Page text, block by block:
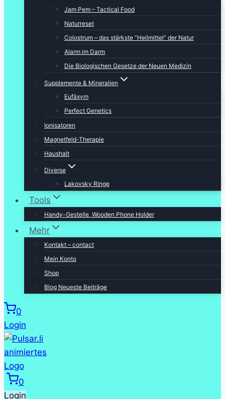
Jam Pem – Tactical Food
Naturreset
Colostrum – das stärkste “Heilmittel” der Natur
Alarm im Darm
Die Biologischen Gesetze der Neuen Medizin
Supplemente & Mineralien
Eufäxym
Perfect Genetics
Ionisatoren
Magnetfeld-Therapie
Haushalt
Diverse
Lakovsky Ringe
Tools
Handy-Gestelle, Wooden Phone Holder
Mehr
Kontakt – contact
Mein Konto
Shop
Blog Neueste Beiträge
0
Login
0
Login